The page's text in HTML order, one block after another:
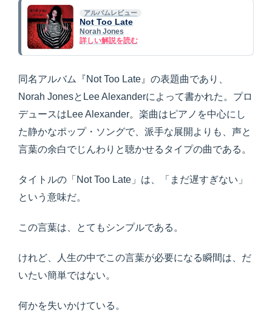
アルバムレビュー
Not Too Late
Norah Jones
詳しい解説を読む
同名アルバム『Not Too Late』の表題曲であり、
Norah JonesとLee Alexanderによって書かれた。プロ
デュースはLee Alexander。楽曲はピアノを中心にし
た静かなポップ・ソングで、派手な展開よりも、声と
言葉の余白でじんわりと聴かせるタイプの曲である。
タイトルの「Not Too Late」は、「まだ遅すぎない」
という意味だ。
この言葉は、とてもシンプルである。
けれど、人生の中でこの言葉が必要になる瞬間は、だ
いたい簡単ではない。
何かを失いかけている。